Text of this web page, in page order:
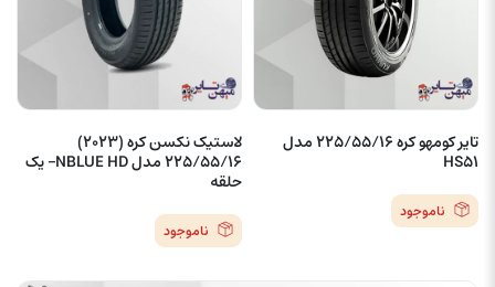
تایر کومهو کره 225/55/16 مدل
HS51
ناموجود
لاستیک نکسن کره (2023)
225/55/16 مدل NBLUE HD– یک
حلقه
ناموجود